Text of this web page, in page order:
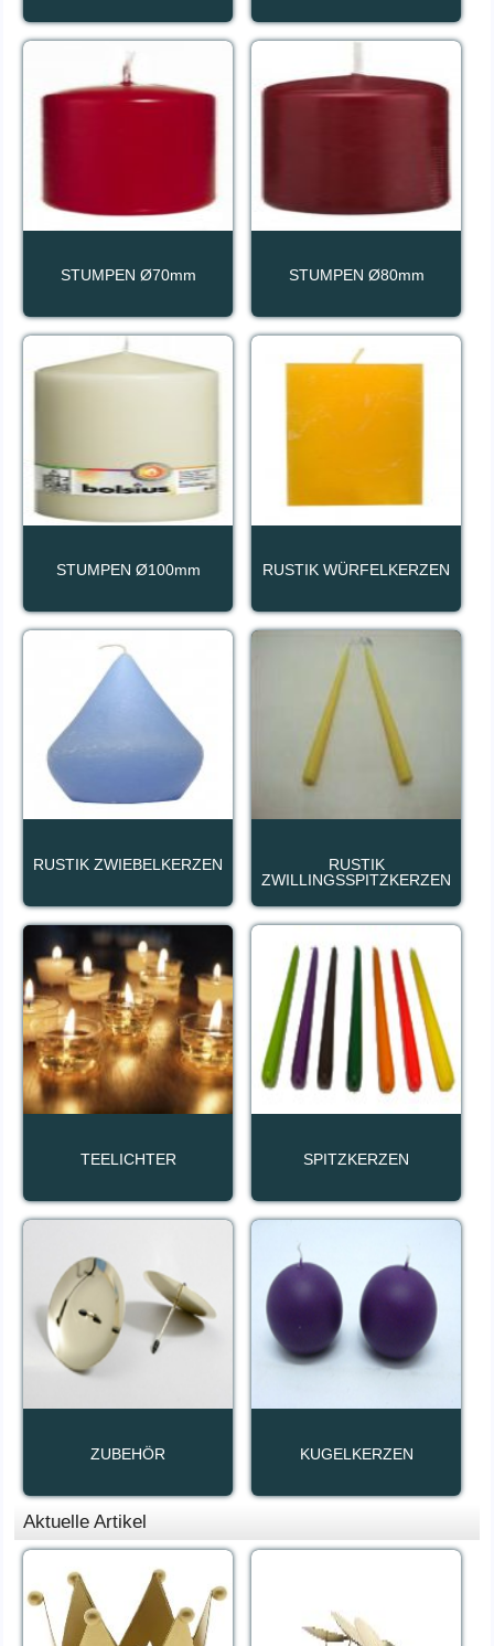
STUMPEN Ø70mm STUMPEN Ø80mm
STUMPEN Ø100mm RUSTIK WÜRFELKERZEN
RUSTIK ZWIEBELKERZEN
RUSTIK
ZWILLINGSSPITZKERZEN
TEELICHTER SPITZKERZEN
ZUBEHÖR KUGELKERZEN
Aktuelle Artikel